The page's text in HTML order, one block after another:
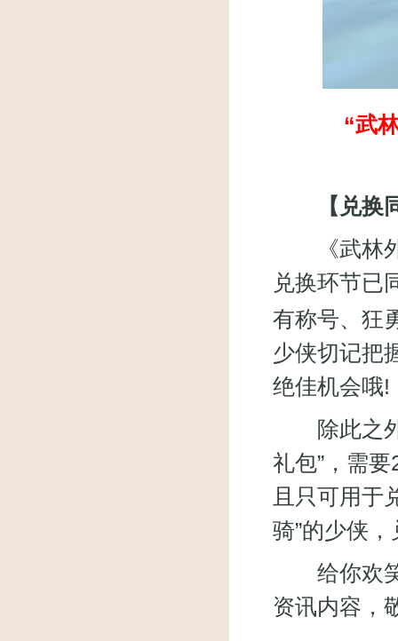
“武
【兑换
《武林外
兑换环节已
有称号、狂
少侠切记把
绝佳机会哦!
除此之外
礼包”，需
且只可用于
骑”的少侠
给你欢笑
资讯内容，